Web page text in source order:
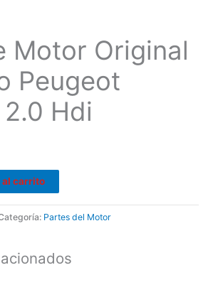
Motor Original
Peugeot
Hdi
al carrito
Partes del Motor